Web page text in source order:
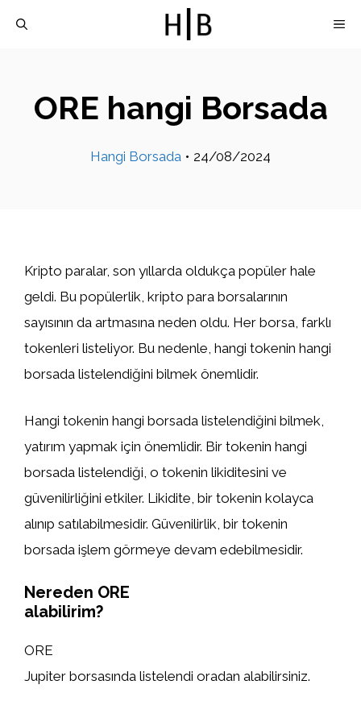
ORE hangi Borsada
Hangi Borsada • 24/08/2024
Kripto paralar, son yıllarda oldukça popüler hale
geldi. Bu popülerlik, kripto para borsalarının
sayısının da artmasına neden oldu. Her borsa, farklı
tokenleri listeliyor. Bu nedenle, hangi tokenin hangi
borsada listelendiğini bilmek önemlidir.
Hangi tokenin hangi borsada listelendiğini bilmek,
yatırım yapmak için önemlidir. Bir tokenin hangi
borsada listelendiği, o tokenin likiditesini ve
güvenilirliğini etkiler. Likidite, bir tokenin kolayca
alınıp satılabilmesidir. Güvenilirlik, bir tokenin
borsada işlem görmeye devam edebilmesidir.
Nereden ORE
alabilirim?
ORE
Jupiter borsasında listelendi oradan alabilirsiniz.